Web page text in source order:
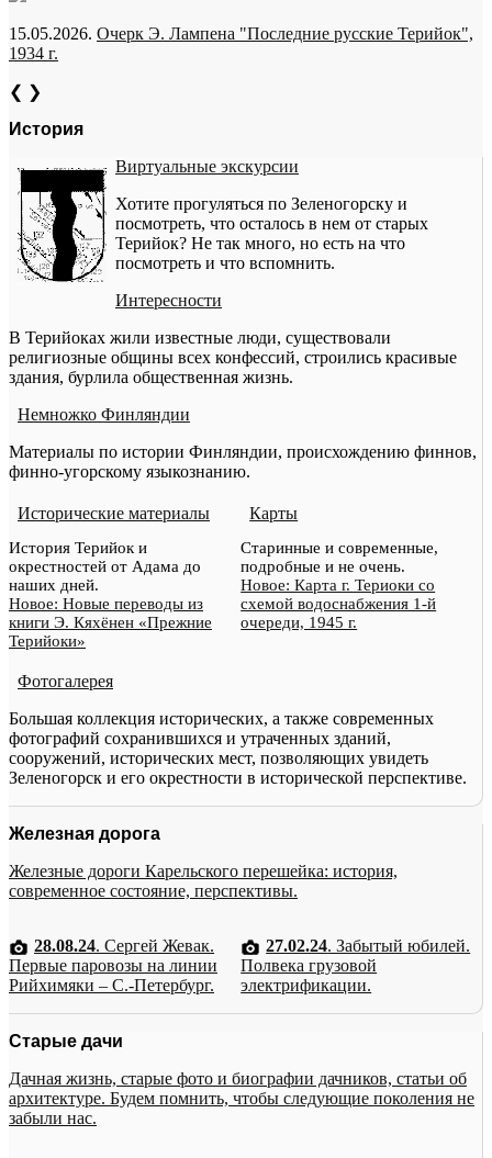
15.05.2026. Очерк Э. Лампена "Последние русские Терийок",
1934 г.
❮ ❯
История
Виртуальные экскурсии
Хотите прогуляться по Зеленогорску и
посмотреть, что осталось в нем от старых
Терийок? Не так много, но есть на что
посмотреть и что вспомнить.
Интересности
В Терийоках жили известные люди, существовали
религиозные общины всех конфессий, строились красивые
здания, бурлила общественная жизнь.
Немножко Финляндии
Материалы по истории Финляндии, происхождению финнов,
финно-угорскому языкознанию.
Исторические материалы
История Терийок и
окрестностей от Адама до
наших дней.
Новое: Новые переводы из
книги Э. Кяхёнен «Прежние
Терийоки»
Карты
Старинные и современные,
подробные и не очень.
Новое: Карта г. Териоки со
схемой водоснабжения 1-й
очереди, 1945 г.
Фотогалерея
Большая коллекция исторических, а также современных
фотографий сохранившихся и утраченных зданий,
сооружений, исторических мест, позволяющих увидеть
Зеленогорск и его окрестности в исторической перспективе.
Железная дорога
Железные дороги Карельского перешейка: история,
современное состояние, перспективы.
28.08.24. Сергей Жевак.
Первые паровозы на линии
Рийхимяки – С.-Петербург.
27.02.24. Забытый юбилей.
Полвека грузовой
электрификации.
Старые дачи
Дачная жизнь, старые фото и биографии дачников, статьи об
архитектуре. Будем помнить, чтобы следующие поколения не
забыли нас.